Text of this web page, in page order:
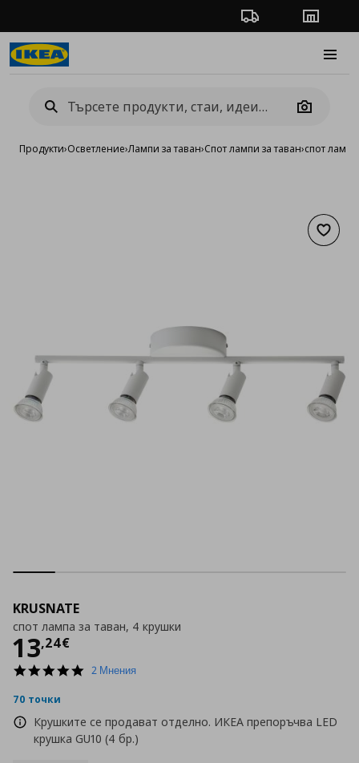
Проследяване на
Camera
Продукти›Осветление›Лампи за таван›Спот лампи за таван›спот
KRUSNATE
спот лампа за таван, 4 крушки
13,24€
Цена
5.0
2 Мнения
70 точки
Крушките се продават отделно. ИКЕА препоръчва LED
крушка GU10 (4 бр.)